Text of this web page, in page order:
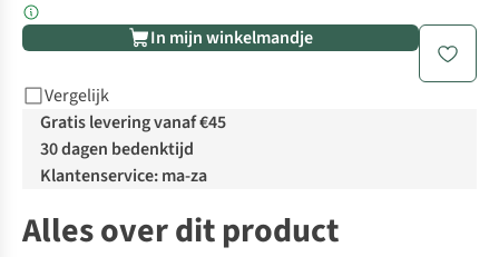
In mijn winkelmandje
Vergelijk
Gratis levering vanaf €45
30 dagen bedenktijd
Klantenservice: ma-za
Alles over dit product